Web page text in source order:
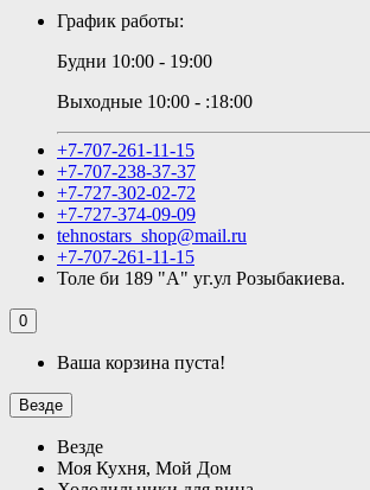
График работы:
Будни 10:00 - 19:00
Выходные 10:00 - :18:00
+7-707-261-11-15
+7-707-238-37-37
+7-727-302-02-72
+7-727-374-09-09
tehnostars_shop@mail.ru
+7-707-261-11-15
Толе би 189 "А" уг.ул Розыбакиева.
0
Ваша корзина пуста!
Везде
Везде
Моя Кухня, Мой Дом